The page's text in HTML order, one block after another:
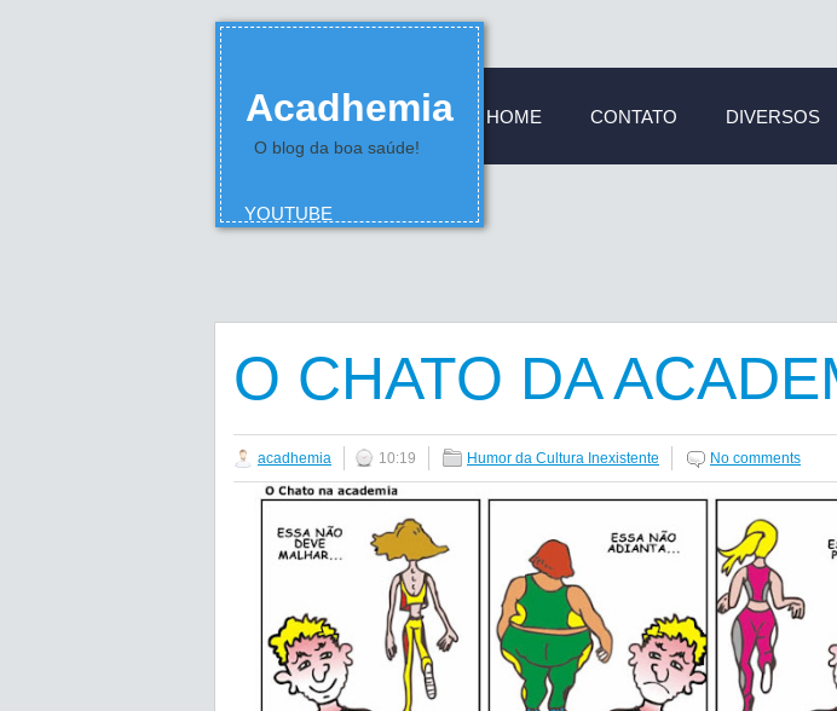
Acadhemia
O blog da boa saúde!
HOME CONTATO DIVERSOS
YOUTUBE
O CHATO DA
acadhemia 10:19 Humor da Cultura Inexistente No comments